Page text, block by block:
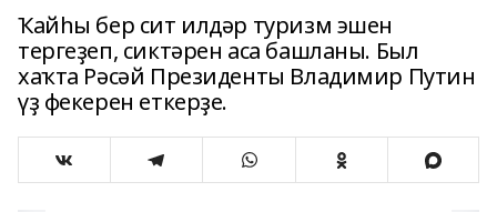
Ҡайһы бер сит илдәр туризм эшен
тергеҙеп, сиктәрен аса башланы. Был
хаҡта Рәсәй Президенты Владимир Путин
үҙ фекерен еткерҙе.